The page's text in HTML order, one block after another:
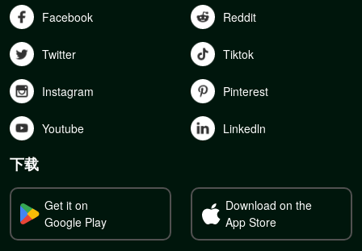
Facebook Reddit
Twitter Tiktok
Instagram Pinterest
Youtube Linkedln
下载
Get it on
Google Play
Download on the
App Store